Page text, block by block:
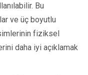
Bu
ve üç boyutlu
fiziksel
daha iyi açıklamak